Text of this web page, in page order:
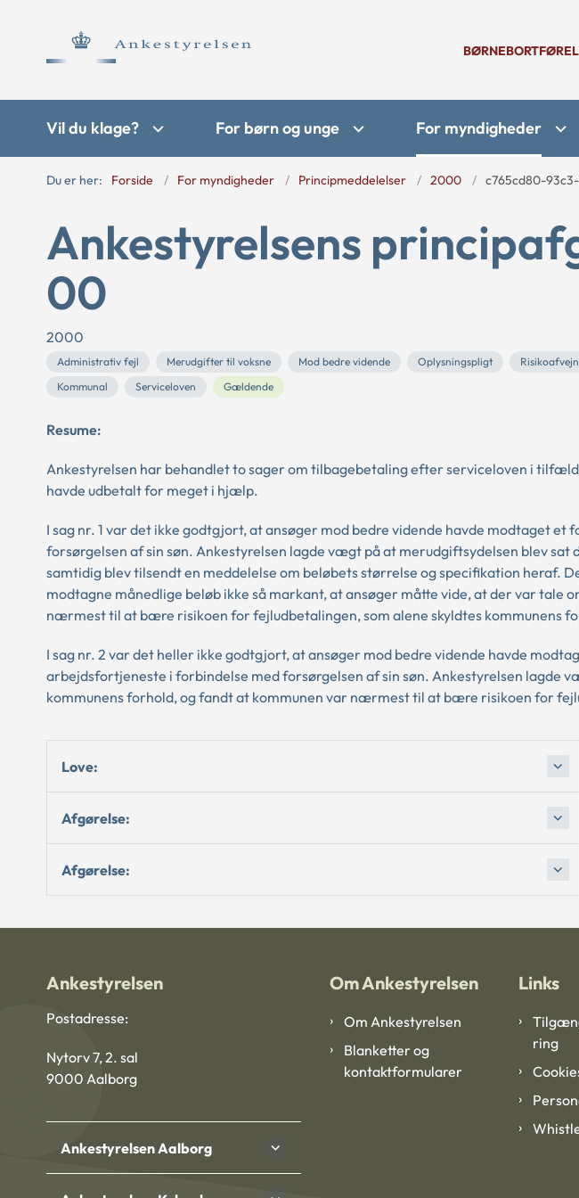
Vil du klage? For børn og unge For myndigheder
Du er her: Forside For myndigheder Principmeddelelser 2000 c765cd80-
Ankestyrelsens
00
2000
Administrativ fejl Merudgifter til voksne Mod bedre vidende Oplysningspligt
Kommunal
Serviceloven Gældende
Resume:
Ankestyrelsen har behandlet to sager om tilbagebetaling efter serviceloven i
havde udbetalt for meget i hjælp.
I sag nr. 1 var det ikke godtgjort, at ansøger mod bedre vidende havde modtaget
forsørgelsen af sin søn. Ankestyrelsen lagde vægt på at merudgiftsydelsen blev sat
samtidig blev tilsendt en meddelelse om beløbets størrelse og specifikation heraf.
modtagne månedlige beløb ikke så markant, at ansøger måtte vide, at der var tale
nærmest til at bære risikoen for fejludbetalingen, som alene skyldtes kommunens
I sag nr. 2 var det heller ikke godtgjort, at ansøger mod bedre vidende havde
arbejdsfortjeneste i forbindelse med forsørgelsen af sin søn. Ankestyrelsen lagde
kommunens forhold, og fandt at kommunen var nærmest til at bære risikoen for
Love:
Afgørelse:
Afgørelse:
Ankestyrelsen
Postadresse:
Nytorv 7, 2. sal
9000 Aalborg
Ankestyrelsen Aalborg
Om Ankestyrelsen
Om Ankestyrelsen
Blanketter og
kontaktformularer
Links
ring